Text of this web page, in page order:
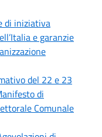
di iniziativa
e garanzie
del 22 e 23
di
Comunale